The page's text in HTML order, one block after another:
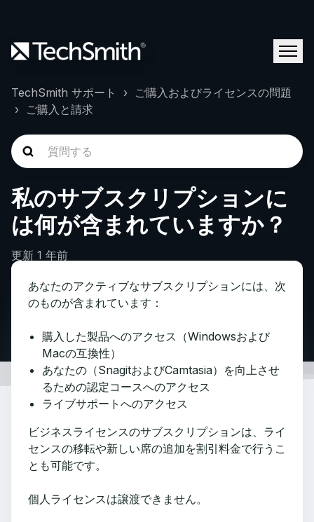
TechSmith サポート
ご購入およびライセンスの問題
ご購入と請求
私のサブスクリプションに
は何が含まれていますか？
更新 1 年前
あなたのアクティブなサブスクリプションには、次
のものが含まれています：
購入した製品へのアクセス（Windowsおよび
Macの互換性）
あなたの（SnagitおよびCamtasia）を向上させ
るための認定コースへのアクセス
ライブサポートへのアクセス
ビジネスライセンスのサブスクリプションは、ライ
センスの移転や新しい席の追加を割引料金で行うこ
とも可能です。
個人ライセンスは譲渡できません。